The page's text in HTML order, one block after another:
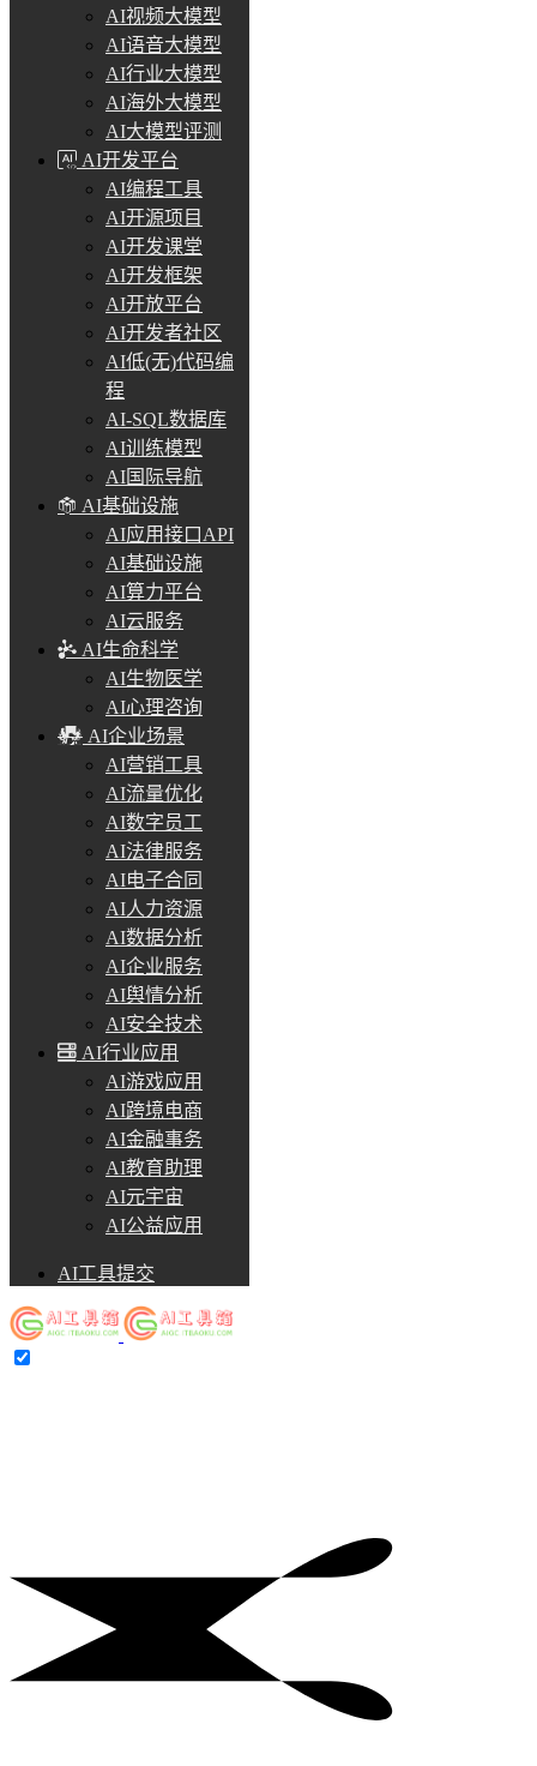
AI视频大模型
AI语音大模型
AI行业大模型
AI海外大模型
AI大模型评测
AI开发平台
AI编程工具
AI开源项目
AI开发课堂
AI开发框架
AI开放平台
AI开发者社区
AI低(无)代码编
程
AI-SQL数据库
AI训练模型
AI国际导航
AI基础设施
AI应用接口API
AI基础设施
AI算力平台
AI云服务
AI生命科学
AI生物医学
AI心理咨询
AI企业场景
AI营销工具
AI流量优化
AI数字员工
AI法律服务
AI电子合同
AI人力资源
AI数据分析
AI企业服务
AI舆情分析
AI安全技术
AI行业应用
AI游戏应用
AI跨境电商
AI金融事务
AI教育助理
AI元宇宙
AI公益应用
AI工具提交